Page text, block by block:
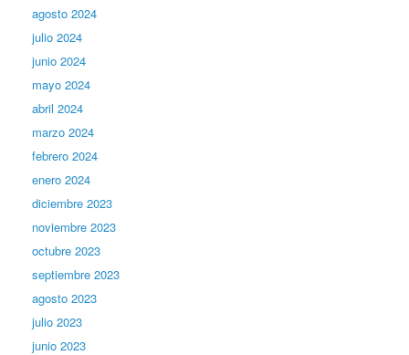
agosto 2024
julio 2024
junio 2024
mayo 2024
abril 2024
marzo 2024
febrero 2024
enero 2024
diciembre 2023
noviembre 2023
octubre 2023
septiembre 2023
agosto 2023
julio 2023
junio 2023